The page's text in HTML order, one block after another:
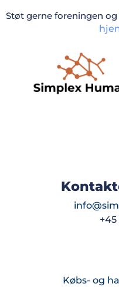
Støt gerne foreningen
+45
Købs- og